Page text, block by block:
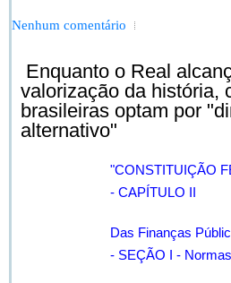
Nenhum comentário
Enquanto o Real
valorização da história,
brasileiras optam por
alternativo"
"CONSTITUIÇÃO
- CAPÍTULO II
Das Finanças
- SEÇÃO I -